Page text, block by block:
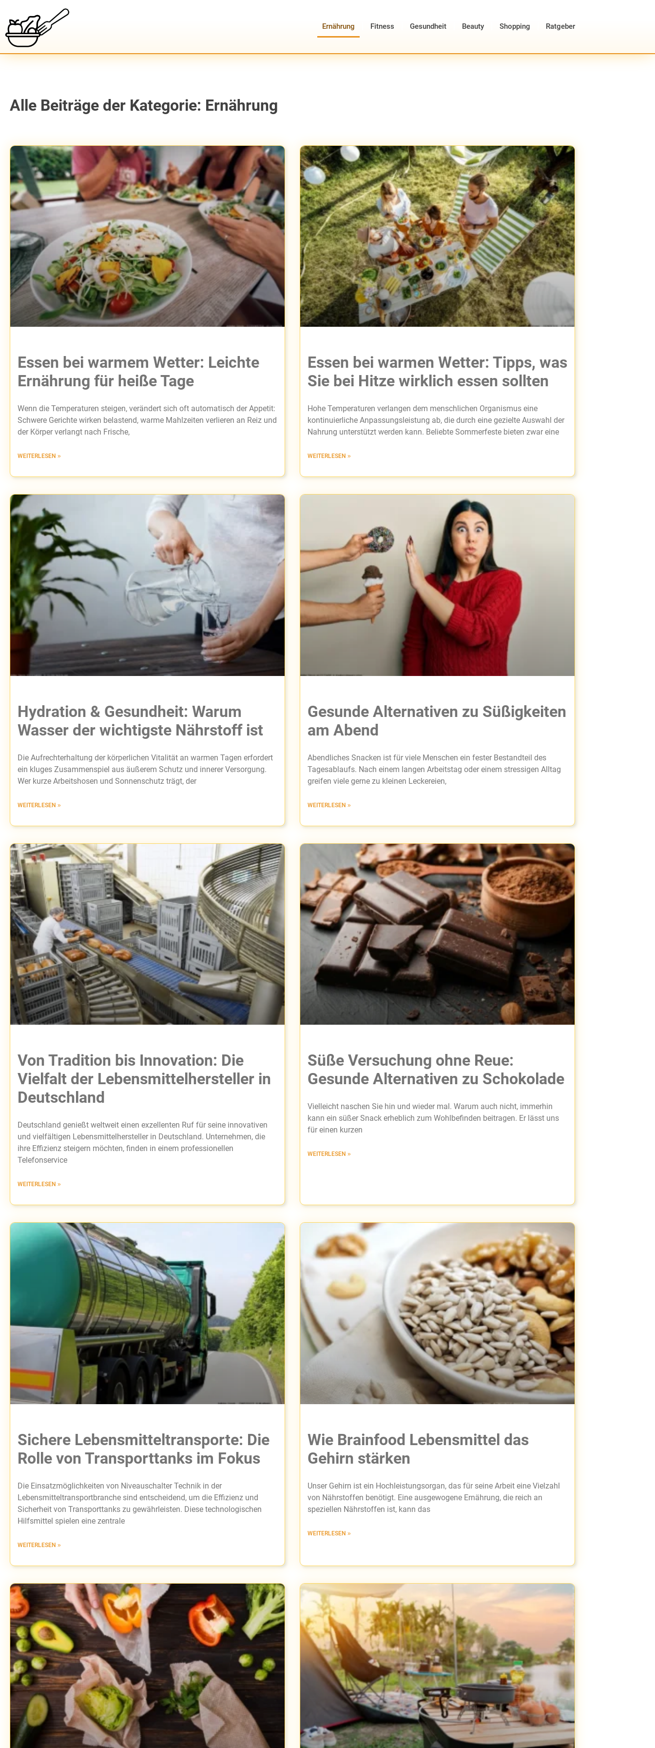
Ernährung Fitness Gesundheit Beauty Shopping Ratgeber
Alle Beiträge der Kategorie: Ernährung
Essen bei warmem Wetter: Leichte
Ernährung für heiße Tage
Wenn die Temperaturen steigen, verändert sich oft automatisch der Appetit:
Schwere Gerichte wirken belastend, warme Mahlzeiten verlieren an Reiz und
der Körper verlangt nach Frische,
WEITERLESEN »
Essen bei warmen Wetter: Tipps, was
Sie bei Hitze wirklich essen sollten
Hohe Temperaturen verlangen dem menschlichen Organismus eine
kontinuierliche Anpassungsleistung ab, die durch eine gezielte Auswahl der
Nahrung unterstützt werden kann. Beliebte Sommerfeste bieten zwar eine
WEITERLESEN »
Hydration & Gesundheit: Warum
Wasser der wichtigste Nährstoff ist
Die Aufrechterhaltung der körperlichen Vitalität an warmen Tagen erfordert
ein kluges Zusammenspiel aus äußerem Schutz und innerer Versorgung.
Wer kurze Arbeitshosen und Sonnenschutz trägt, der
WEITERLESEN »
Gesunde Alternativen zu Süßigkeiten
am Abend
Abendliches Snacken ist für viele Menschen ein fester Bestandteil des
Tagesablaufs. Nach einem langen Arbeitstag oder einem stressigen Alltag
greifen viele gerne zu kleinen Leckereien,
WEITERLESEN »
Von Tradition bis Innovation: Die
Vielfalt der Lebensmittelhersteller in
Deutschland
Deutschland genießt weltweit einen exzellenten Ruf für seine innovativen
und vielfältigen Lebensmittelhersteller in Deutschland. Unternehmen, die
ihre Effizienz steigern möchten, finden in einem professionellen
Telefonservice
WEITERLESEN »
Süße Versuchung ohne Reue:
Gesunde Alternativen zu Schokolade
Vielleicht naschen Sie hin und wieder mal. Warum auch nicht, immerhin
kann ein süßer Snack erheblich zum Wohlbefinden beitragen. Er lässt uns
für einen kurzen
WEITERLESEN »
Sichere Lebensmitteltransporte: Die
Rolle von Transporttanks im Fokus
Die Einsatzmöglichkeiten von Niveauschalter Technik in der
Lebensmitteltransportbranche sind entscheidend, um die Effizienz und
Sicherheit von Transporttanks zu gewährleisten. Diese technologischen
Hilfsmittel spielen eine zentrale
WEITERLESEN »
Wie Brainfood Lebensmittel das
Gehirn stärken
Unser Gehirn ist ein Hochleistungsorgan, das für seine Arbeit eine Vielzahl
von Nährstoffen benötigt. Eine ausgewogene Ernährung, die reich an
speziellen Nährstoffen ist, kann das
WEITERLESEN »